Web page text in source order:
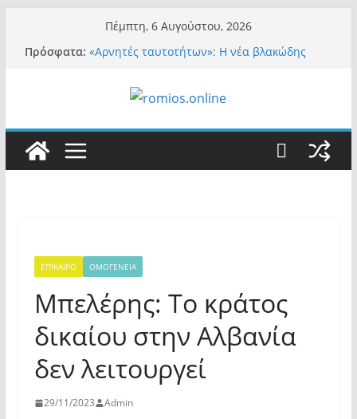
περιεχόμενο
Πέμπτη, 6 Αυγούστου, 2026
Πρόσφατα: «Αρνητές ταυτοτήτων»: Η νέα βλακώδης
Βόμβα: Με στήριξη Musk το νέο κόμμα
Κασιδιάρη – Οι ένοικοι του Μαξίμου σε
Ελλάδα
Σύρος: Βρετανίδα τουρίστρια έμεινε σε κώμα
42 ημέρες μετά από τσίμπημα τσιμπουριού!
ΕΠΙΚΑΙΡΟ ΟΜΟΓΕΝΕΙΑ
Μπελέρης: Το κράτος
δικαίου στην Αλβανία
δεν λειτουργεί
29/11/2023 Admin